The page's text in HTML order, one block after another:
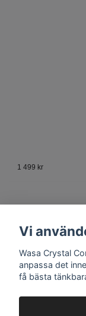
1 499 kr
Vi
Wasa Crystal
anpassa det
få bästa